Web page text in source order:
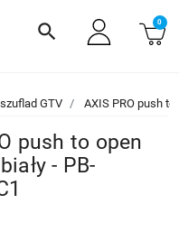
search 0
GTV AXIS PRO push to
push to open
- PB-